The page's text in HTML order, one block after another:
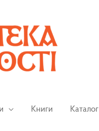
Книги
Каталог